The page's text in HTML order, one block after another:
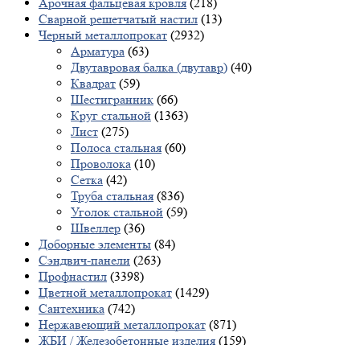
Сварной решетчатый настил (13)
Черный металлопрокат (2932)
Арматура (63)
Двутавровая балка (двутавр) (40)
Квадрат (59)
Шестигранник (66)
Круг стальной (1363)
Лист (275)
Полоса стальная (60)
Проволока (10)
Сетка (42)
Труба стальная (836)
Уголок стальной (59)
Швеллер (36)
Доборные элементы (84)
Сэндвич-панели (263)
Профнастил (3398)
Цветной металлопрокат (1429)
Сантехника (742)
Нержавеющий металлопрокат (871)
ЖБИ / Железобетонные изделия (159)